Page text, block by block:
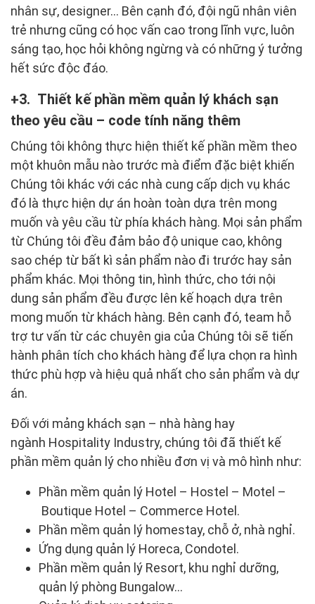
nhân sự, designer… Bên cạnh đó, đội ngũ nhân viên
trẻ nhưng cũng có học vấn cao trong lĩnh vực, luôn
sáng tạo, học hỏi không ngừng và có những ý tưởng
hết sức độc đáo.
3. Thiết kế phần mềm quản lý khách sạn
theo yêu cầu – code tính năng thêm
Chúng tôi không thực hiện thiết kế phần mềm theo
một khuôn mẫu nào trước mà điểm đặc biệt khiến
Chúng tôi khác với các nhà cung cấp dịch vụ khác
đó là thực hiện dự án hoàn toàn dựa trên mong
muốn và yêu cầu từ phía khách hàng. Mọi sản phẩm
từ Chúng tôi đều đảm bảo độ unique cao, không
sao chép từ bất kì sản phẩm nào đi trước hay sản
phẩm khác. Mọi thông tin, hình thức, cho tới nội
dung sản phẩm đều được lên kế hoạch dựa trên
mong muốn từ khách hàng. Bên cạnh đó, team hỗ
trợ tư vấn từ các chuyên gia của Chúng tôi sẽ tiến
hành phân tích cho khách hàng để lựa chọn ra hình
thức phù hợp và hiệu quả nhất cho sản phẩm và dự
án.
Đối với mảng khách sạn – nhà hàng hay
ngành Hospitality Industry, chúng tôi đã thiết kế
phần mềm quản lý cho nhiều đơn vị và mô hình như:
Phần mềm quản lý Hotel – Hostel – Motel –
Boutique Hotel – Commerce Hotel.
Phần mềm quản lý homestay, chỗ ở, nhà nghỉ.
Ứng dụng quản lý Horeca, Condotel.
Phần mềm quản lý Resort, khu nghỉ dưỡng,
quản lý phòng Bungalow…